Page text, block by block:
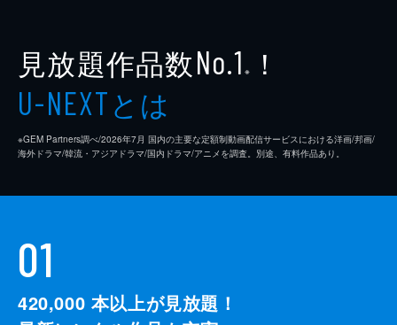
見放題作品数No.1 ※ ！
U-NEXTとは
※GEM Partners調べ/2026年7⽉ 国内の主要な定額制動画配信サービスにおける洋画/邦画/
海外ドラマ/韓流・アジアドラマ/国内ドラマ/アニメを調査。別途、有料作品あり。
01
420,000 本以上が見放題！